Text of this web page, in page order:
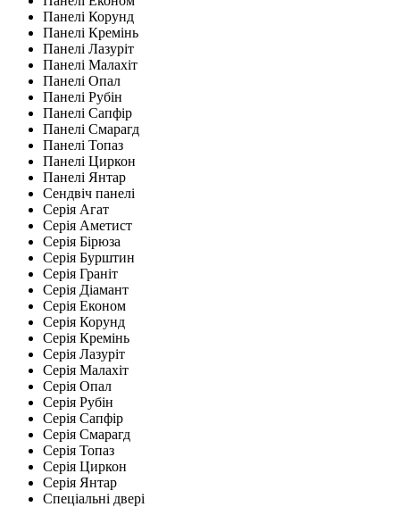
Панелі Корунд
Панелі Кремінь
Панелі Лазуріт
Панелі Малахіт
Панелі Опал
Панелі Рубін
Панелі Сапфір
Панелі Смарагд
Панелі Топаз
Панелі Циркон
Панелі Янтар
Сендвіч панелі
Серія Агат
Серія Аметист
Серія Бірюза
Серія Бурштин
Серія Граніт
Серія Діамант
Серія Економ
Серія Корунд
Серія Кремінь
Серія Лазуріт
Серія Малахіт
Серія Опал
Серія Рубін
Серія Сапфір
Серія Смарагд
Серія Топаз
Серія Циркон
Серія Янтар
Спеціальні двері